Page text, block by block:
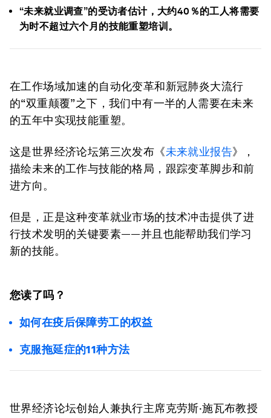
“未来就业调查”的受访者估计，大约40％的工人将需要
为时不超过六个月的技能重塑培训。
在工作场域加速的自动化变革和新冠肺炎大流行
的“双重颠覆”之下，我们中有一半的人需要在未来
的五年中实现技能重塑。
这是世界经济论坛第三次发布《未来就业报告》，
描绘未来的工作与技能的格局，跟踪变革脚步和前
进方向。
但是，正是这种变革就业市场的技术冲击提供了进
行技术发明的关键要素——并且也能帮助我们学习
新的技能。
您读了吗？
如何在疫后保障劳工的权益
克服拖延症的11种方法
世界经济论坛创始人兼执行主席克劳斯·施瓦布教授